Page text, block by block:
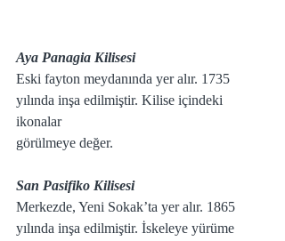
Aya Panagia Kilisesi
Eski fayton meydanında yer alır. 1735
yılında inşa edilmiştir. Kilise içindeki
ikonalar
görülmeye değer.
San Pasifiko Kilisesi
Merkezde, Yeni Sokak’ta yer alır. 1865
yılında inşa edilmiştir. İskeleye yürüme